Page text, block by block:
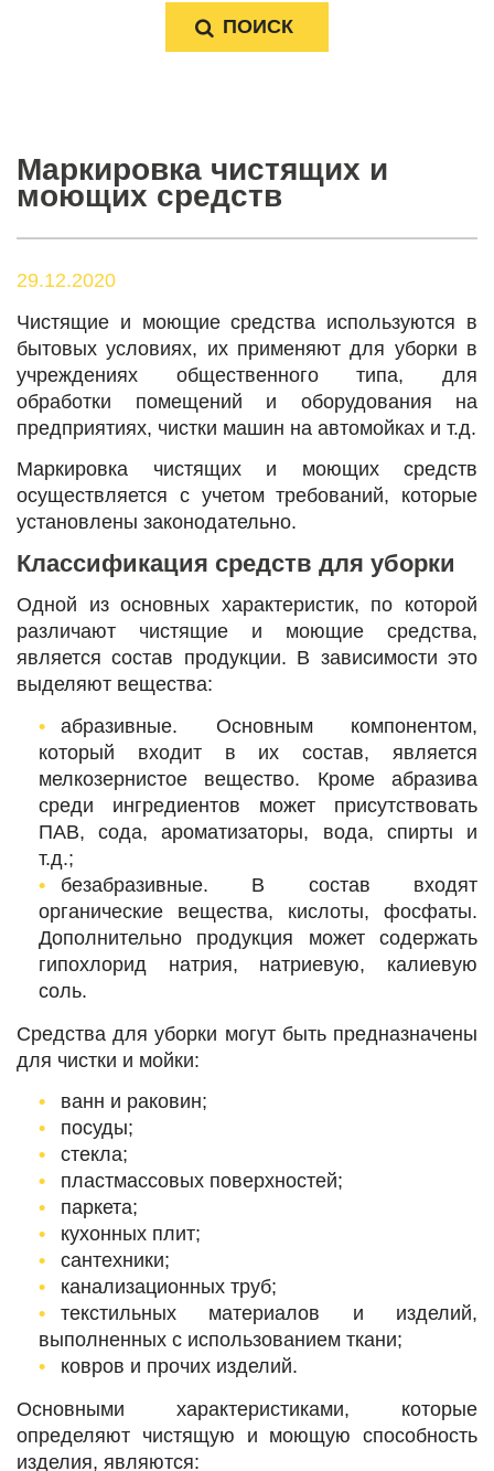
Маркировка чистящих и
моющих средств
29.12.2020
Чистящие и моющие средства используются в
бытовых условиях, их применяют для уборки в
учреждениях общественного типа, для
обработки помещений и оборудования на
предприятиях, чистки машин на автомойках и т.д.
Маркировка чистящих и моющих средств
осуществляется с учетом требований, которые
установлены законодательно.
Классификация средств для уборки
Одной из основных характеристик, по которой
различают чистящие и моющие средства,
является состав продукции. В зависимости это
выделяют вещества:
абразивные. Основным компонентом,
который входит в их состав, является
мелкозернистое вещество. Кроме абразива
среди ингредиентов может присутствовать
ПАВ, сода, ароматизаторы, вода, спирты и
т.д.;
безабразивные. В состав входят
органические вещества, кислоты, фосфаты.
Дополнительно продукция может содержать
гипохлорид натрия, натриевую, калиевую
соль.
Средства для уборки могут быть предназначены
для чистки и мойки:
ванн и раковин;
посуды;
стекла;
пластмассовых поверхностей;
паркета;
кухонных плит;
сантехники;
канализационных труб;
текстильных материалов и изделий,
выполненных с использованием ткани;
ковров и прочих изделий.
Основными характеристиками, которые
определяют чистящую и моющую способность
изделия, являются: